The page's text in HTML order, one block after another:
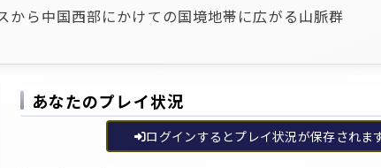
ら中国西部にかけての国境地帯に広がる山脈群
あなたのプレイ状況
ログインするとプレイ状況が保存されま